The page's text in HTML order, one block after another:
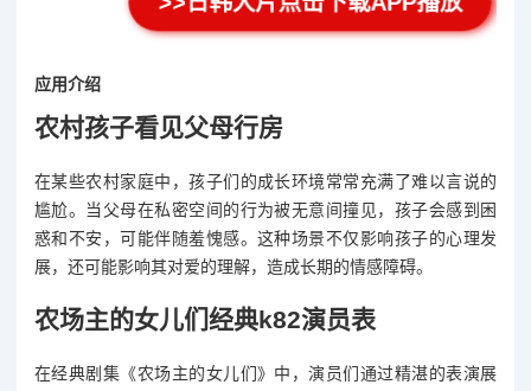
应用介绍
农村孩子看见父母行房
在某些农村家庭中，孩子们的成长环境常常充满了难以言说的
尴尬。当父母在私密空间的行为被无意间撞见，孩子会感到困
惑和不安，可能伴随羞愧感。这种场景不仅影响孩子的心理发
展，还可能影响其对爱的理解，造成长期的情感障碍。
农场主的女儿们经典k82演员表
在经典剧集《农场主的女儿们》中，演员们通过精湛的表演展